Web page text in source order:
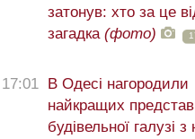
затонув: хто за це
загадка (фото)
17:01
В Одесі нагородили
найкращих
будівельної галузі з